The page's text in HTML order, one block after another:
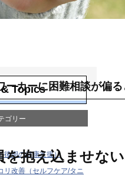
ーカーに困難相談が偏る
を抱え込ませな
Topics
ゴリー
後期の健康支援）
リ改善（セルフケア/タニ